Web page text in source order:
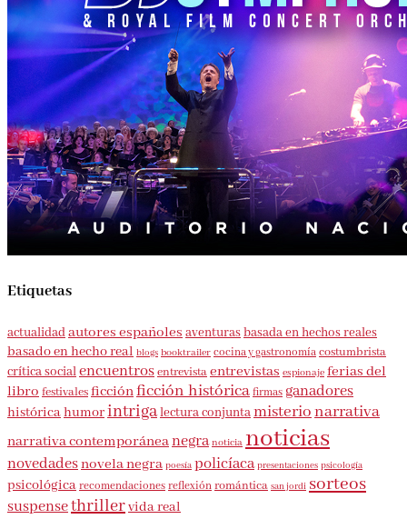
Etiquetas
actualidadautores españolesaventurasbasada en hechos reales
basado en hecho real blogs booktrailer cocina y gastronomíacostumbrista
crítica socialencuentrosentrevistaentrevistas espionaje ferias del
librofestivalesficciónficción histórica firmas ganadores
históricahumorintrigalectura conjuntamisterionarrativa
narrativa contemporáneanegra noticia noticias
novedadesnovela negra poesía policíaca presentaciones psicología
psicológica recomendaciones reflexión romántica san jordi sorteos
suspensethrillervida real